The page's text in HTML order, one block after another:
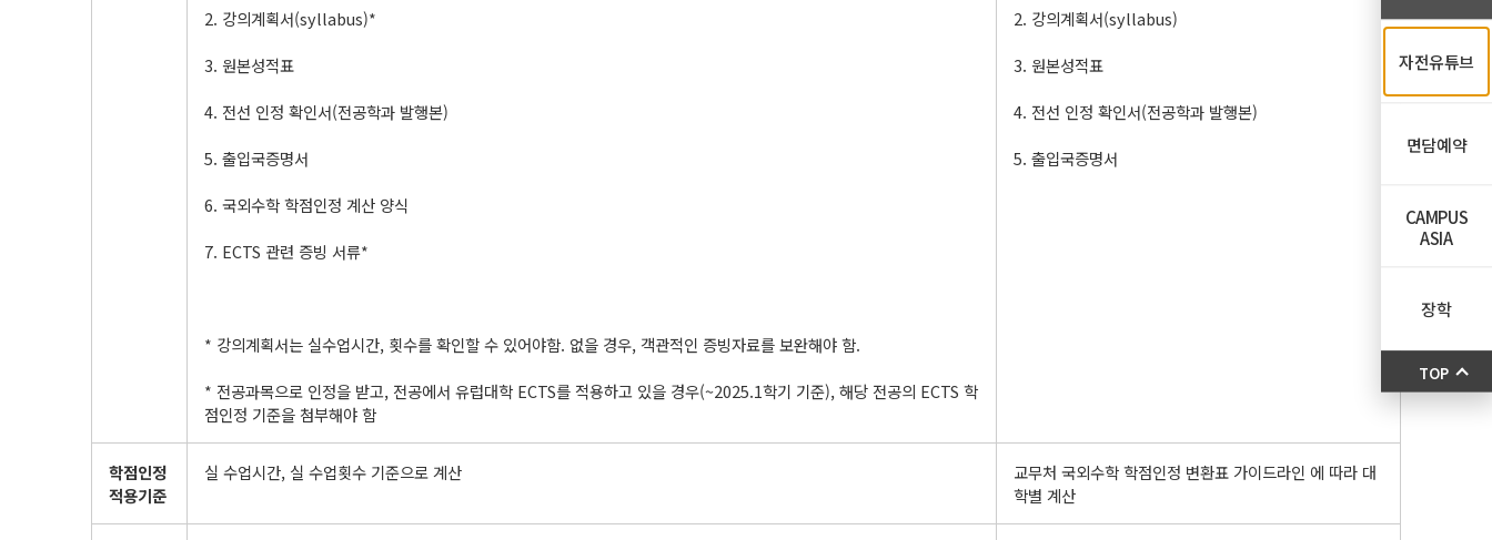
2. 강의계획서(syllabus)*
3. 원본성적표
4. 전선 인정 확인서(전공학과 발행본)
5. 출입국증명서
6. 국외수학 학점인정 계산 양식
7. ECTS 관련 증빙 서류*
* 강의계획서는 실수업시간, 횟수를 확인할 수 있어야함. 없을 경우, 객관적인 증빙자료를 보완해야 함.
* 전공과목으로 인정을 받고, 전공에서 유럽대학 ECTS를 적용하고 있을 경우(~2025.1학기 기준), 해당 전공의 ECTS 학
점인정 기준을 첨부해야 함
2. 강의계획서(syllabus)
3. 원본성적표
4. 전선 인정 확인서(전공학과 발행본)
5. 출입국증명서
학점인정
적용기준
실 수업시간, 실 수업횟수 기준으로 계산
교무처 국외수학 학점인정 변환표 가이드라인 에 따라 대
학별 계산
자전유튜브
면담예약
CAMPUS
ASIA
장학
TOP